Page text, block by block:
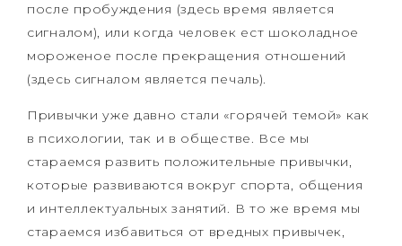
после пробуждения (здесь время является
сигналом), или когда человек ест шоколадное
мороженое после прекращения отношений
(здесь сигналом является печаль).
Привычки уже давно стали «горячей темой» как
в психологии, так и в обществе. Все мы
стараемся развить положительные привычки,
которые развиваются вокруг спорта, общения
и интеллектуальных занятий. В то же время мы
стараемся избавиться от вредных привычек,